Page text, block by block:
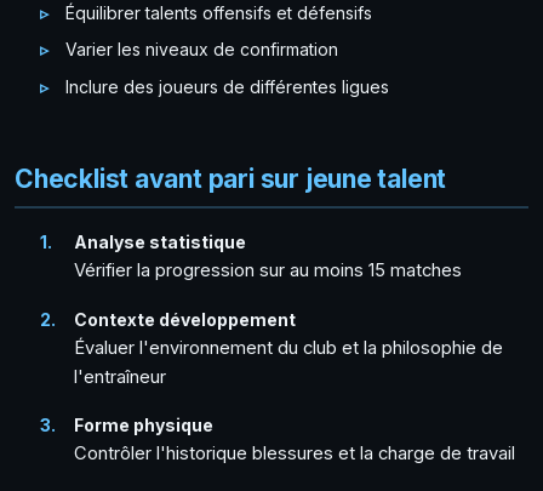
Équilibrer talents offensifs et défensifs
Varier les niveaux de confirmation
Inclure des joueurs de différentes ligues
Checklist avant pari sur jeune talent
Analyse statistique
Vérifier la progression sur au moins 15 matches
Contexte développement
Évaluer l'environnement du club et la philosophie de
l'entraîneur
Forme physique
Contrôler l'historique blessures et la charge de travail